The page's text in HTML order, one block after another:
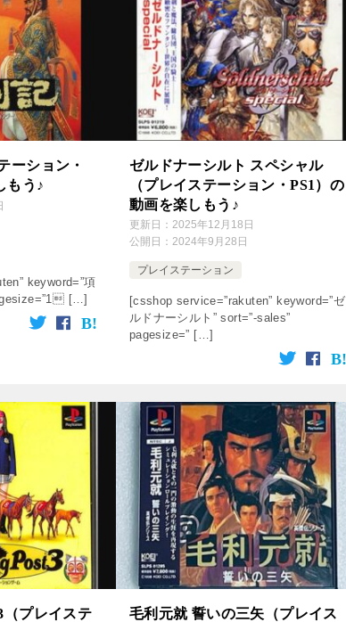
ーション・
もう♪
keyword=”項
[…]
ゼルドナーシルト スペシャル
（プレイステーション・PS1）の
動画を楽しもう♪
更新日： 2025年12月18日
公開日： 2024年9月28日
プレイステーション
[csshop service=”rakuten” keyword=”ゼ
ルドナーシルト” sort=”-sales”
pagesize=” […]
（プレイステ
毛利元就 誓いの三矢（プレイス